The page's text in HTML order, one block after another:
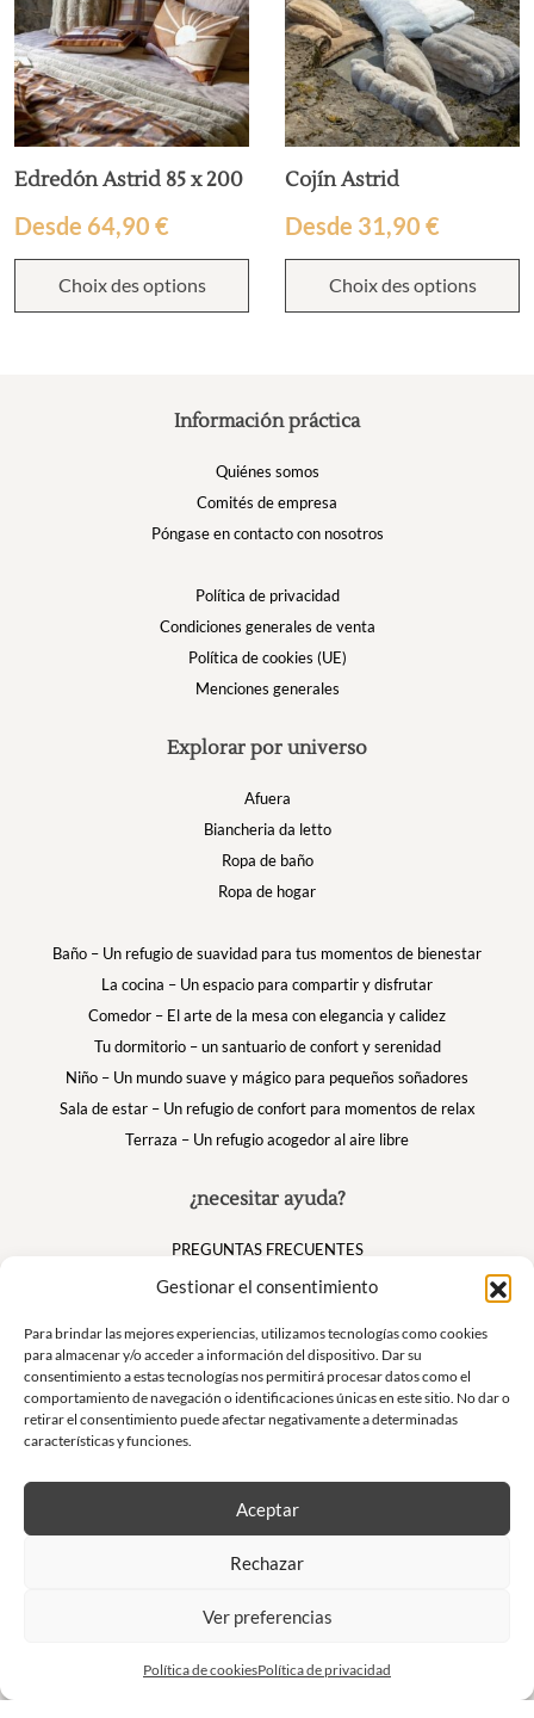
Gestionar el consentimiento
Para brindar las mejores experiencias, utilizamos tecnologías como cookies
para almacenar y/o acceder a información del dispositivo. Dar su
consentimiento a estas tecnologías nos permitirá procesar datos como el
comportamiento de navegación o identificaciones únicas en este sitio. No dar o
retirar el consentimiento puede afectar negativamente a determinadas
características y funciones.
Aceptar
Rechazar
Ver preferencias
Política de cookiesPolítica de privacidad
Edredón Astrid 85 x 200
Desde 64,90 €
Choix des options
Cojín Astrid
Desde 31,90 €
Choix des options
¿necesitar ayuda?
PREGUNTAS FRECUENTES
Mi cuenta
Suivez nous
Información práctica
Quiénes somos
Comités de empresa
Póngase en contacto con nosotros
Política de privacidad
Condiciones generales de venta
Política de cookies (UE)
Menciones generales
Explorar por universo
Afuera
Biancheria da letto
Ropa de baño
Ropa de hogar
Baño – Un refugio de suavidad para tus momentos de bienestar
La cocina – Un espacio para compartir y disfrutar
Comedor – El arte de la mesa con elegancia y calidez
Tu dormitorio – un santuario de confort y serenidad
Niño – Un mundo suave y mágico para pequeños soñadores
Sala de estar – Un refugio de confort para momentos de relax
Terraza – Un refugio acogedor al aire libre
Boletín
No se pierda nuestras ofertas exclusivas y nuestras ventas privadas
S'inscrire à la newsletter